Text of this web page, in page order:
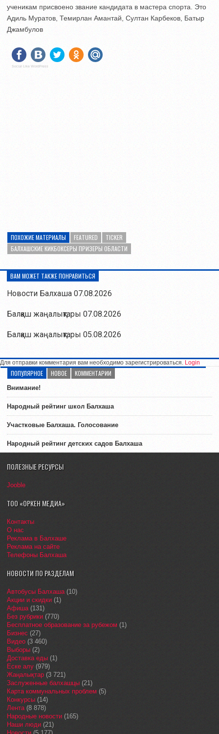
ученикам присвоено звание кандидата в мастера спорта. Это
Адиль Муратов, Темирлан Амантай, Султан Карбеков, Батыр
Джамбулов
Social Like WordPress
ПОХОЖИЕ МАТЕРИАЛЫ FEATURED
TICKER
БАЛХАШСКИЕ КИКБОКСЕРЫ ПРИЗЕРЫ ОБЛАСТИ
ВАМ МОЖЕТ ТАКЖЕ ПОНРАВИТЬСЯ
Новости Балхаша 07.08.2026
Балқаш жаңалықтары 07.08.2026
Балқаш жаңалықтары 05.08.2026
Для отправки комментария вам необходимо зарегистрироваться. Login
ПОПУЛЯРНОЕ НОВОЕ КОММЕНТАРИИ
Внимание!
Народный рейтинг школ Балхаша
Участковые Балхаша. Голосование
Народный рейтинг детских садов Балхаша
ПОЛЕЗНЫЕ РЕСУРСЫ
Jooble
ТОО «ОРКЕН МЕДИА»
Контакты
О нас
Реклама в Балхаше
Реклама на сайте
Телефоны Балхаша
НОВОСТИ ПО РАЗДЕЛАМ
Автобусы Балхаша(10)
Акции и скидки (1)
Афиша(131)
Без рубрики (770)
Бесплатное образование за рубежом (1)
Бизнес (27)
Видео (3 460)
Выборы (2)
Доставка еды (1)
Еске алу (979)
Жаңалықтар (3 721)
Заслуженные балхашцы (21)
Карта коммунальных проблем (5)
Конкурсы (14)
Лента(8 878)
Народные новости (165)
Наши люди (21)